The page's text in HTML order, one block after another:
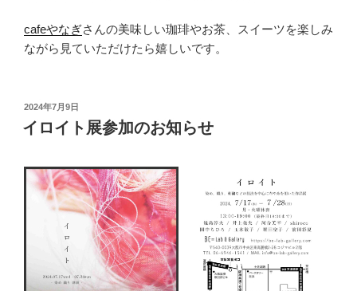
cafeやなぎさんの美味しい珈琲やお茶、スイーツを楽しみ
ながら見ていただけたら嬉しいです。
投
日:
2024年7月9日
イロイト展参加のお知らせ